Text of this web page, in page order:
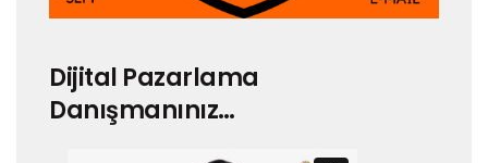
Dijital Pazarlama
Danışmanınız…